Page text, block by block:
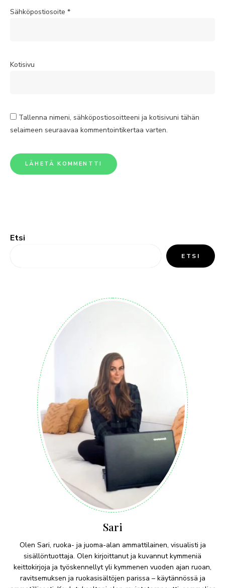
Sähköpostiosoite *
Kotisivu
Tallenna nimeni, sähköpostiosoitteeni ja kotisivuni tähän
selaimeen seuraavaa kommentointikertaa varten.
Etsi
ETSI
Sari
Olen Sari, ruoka- ja juoma-alan ammattilainen, visualisti ja
sisällöntuottaja. Olen kirjoittanut ja kuvannut kymmeniä
keittokirjoja ja työskennellyt yli kymmenen vuoden ajan ruoan,
ravitsemuksen ja ruokasisältöjen parissa – käytännössä ja